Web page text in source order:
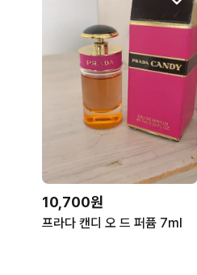
10,700원
프라다 캔디 오 드 퍼퓸 7ml